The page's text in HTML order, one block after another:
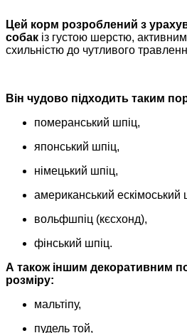
Цей корм розроблений з
собак із густою шерстю,
схильністю до чутливого
Він чудово підходить таким
померанський шпіц,
японський шпіц,
німецький шпіц,
американський ескімоський
вольфшпіц (кєсхонд),
фінський шпіц.
А також іншим декоративним
розміру:
мальтіпу,
пудель той,